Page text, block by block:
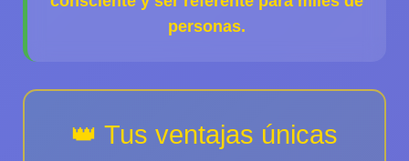
personas.
👑 Tus ventajas únicas